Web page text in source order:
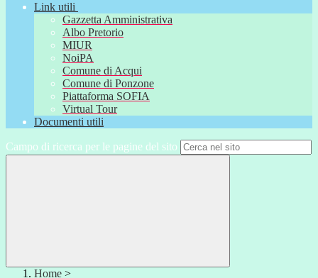
Link utili
Gazzetta Amministrativa
Albo Pretorio
MIUR
NoiPA
Comune di Acqui
Comune di Ponzone
Piattaforma SOFIA
Virtual Tour
Documenti utili
Campo di ricerca per le pagine del sito
Home >